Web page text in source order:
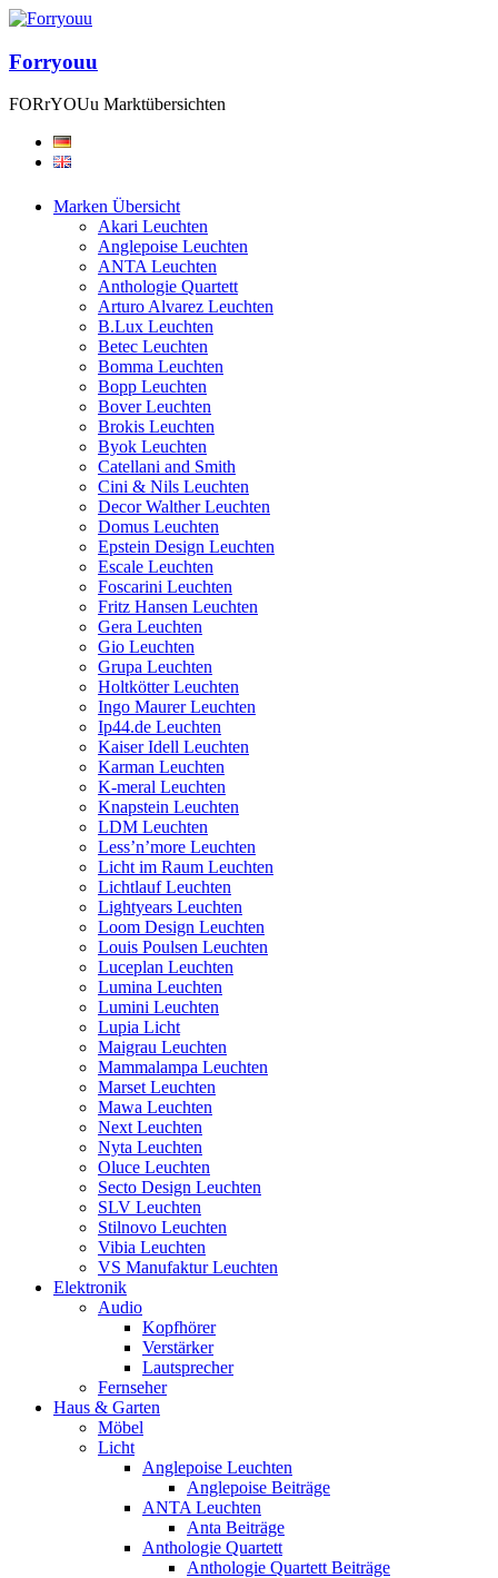
Forryouu
FORrYOUu Marktübersichten
Marken Übersicht
Akari Leuchten
Anglepoise Leuchten
ANTA Leuchten
Anthologie Quartett
Arturo Alvarez Leuchten
B.Lux Leuchten
Betec Leuchten
Bomma Leuchten
Bopp Leuchten
Bover Leuchten
Brokis Leuchten
Byok Leuchten
Catellani and Smith
Cini & Nils Leuchten
Decor Walther Leuchten
Domus Leuchten
Epstein Design Leuchten
Escale Leuchten
Foscarini Leuchten
Fritz Hansen Leuchten
Gera Leuchten
Gio Leuchten
Grupa Leuchten
Holtkötter Leuchten
Ingo Maurer Leuchten
Ip44.de Leuchten
Kaiser Idell Leuchten
Karman Leuchten
K-meral Leuchten
Knapstein Leuchten
LDM Leuchten
Less’n’more Leuchten
Licht im Raum Leuchten
Lichtlauf Leuchten
Lightyears Leuchten
Loom Design Leuchten
Louis Poulsen Leuchten
Luceplan Leuchten
Lumina Leuchten
Lumini Leuchten
Lupia Licht
Maigrau Leuchten
Mammalampa Leuchten
Marset Leuchten
Mawa Leuchten
Next Leuchten
Nyta Leuchten
Oluce Leuchten
Secto Design Leuchten
SLV Leuchten
Stilnovo Leuchten
Vibia Leuchten
VS Manufaktur Leuchten
Elektronik
Audio
Kopfhörer
Verstärker
Lautsprecher
Fernseher
Haus & Garten
Möbel
Licht
Anglepoise Leuchten
Anglepoise Beiträge
ANTA Leuchten
Anta Beiträge
Anthologie Quartett
Anthologie Quartett Beiträge